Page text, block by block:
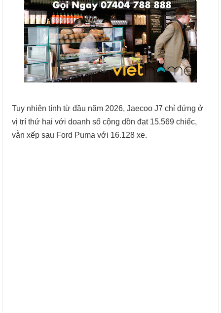
Tuy nhiên tính từ đầu năm 2026, Jaecoo J7 chỉ đứng ở
vị trí thứ hai với doanh số cộng dồn đạt 15.569 chiếc,
vẫn xếp sau Ford Puma với 16.128 xe.